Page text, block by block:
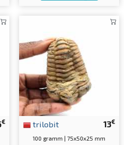
€ 13€
trilobit
100 gramm | 75x50x25 mm